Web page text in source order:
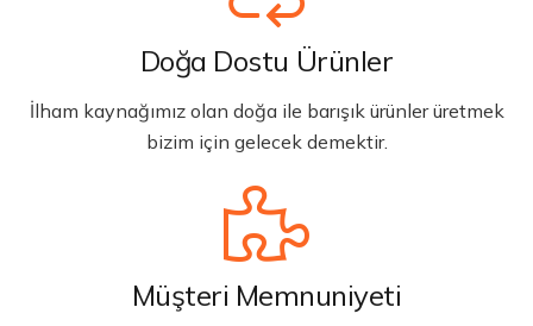
Doğa Dostu Ürünler
İlham kaynağımız olan doğa ile barışık ürünler üretmek
bizim için gelecek demektir.
Müşteri Memnuniyeti